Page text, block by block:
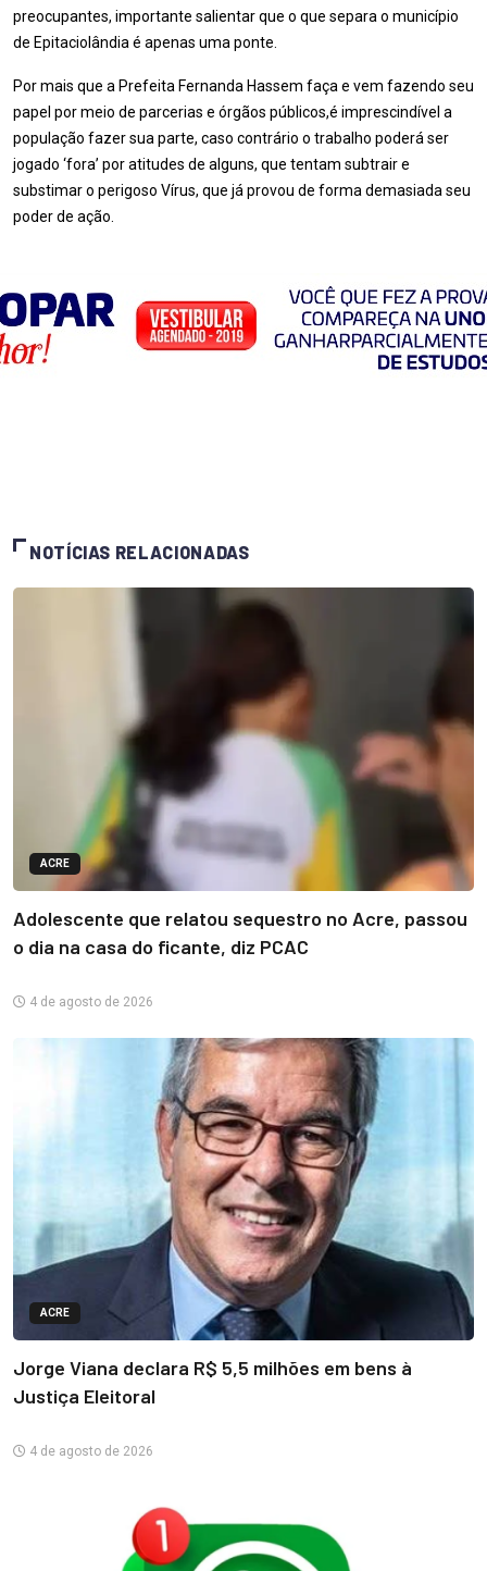
preocupantes, importante salientar que o que separa o município
de Epitaciolândia é apenas uma ponte.
Por mais que a Prefeita Fernanda Hassem faça e vem fazendo seu
papel por meio de parcerias e órgãos públicos,é imprescindível a
população fazer sua parte, caso contrário o trabalho poderá ser
jogado ‘fora’ por atitudes de alguns, que tentam subtrair e
substimar o perigoso Vírus, que já provou de forma demasiada seu
poder de ação.
NOTÍCIAS RELACIONADAS
ACRE
Adolescente que relatou sequestro no Acre, passou
o dia na casa do ficante, diz PCAC
4 de agosto de 2026
ACRE
Jorge Viana declara R$ 5,5 milhões em bens à
Justiça Eleitoral
4 de agosto de 2026